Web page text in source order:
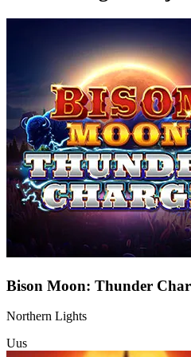
Bison Moon: Thunder
Northern Lights
Uus